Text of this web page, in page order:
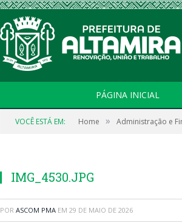
PÁGINA INICIAL
VOCÊ ESTÁ EM: Home » Administração e
IMG_4530.JPG
POR ASCOM PMA EM 29 DE MAIO DE 2026